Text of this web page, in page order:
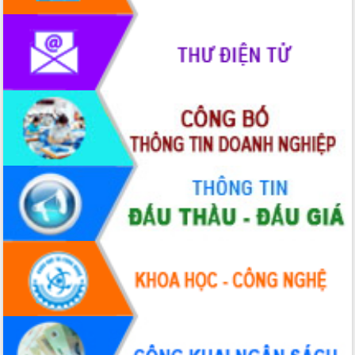
phát triển mới
Thường trực HĐND tỉnh Đắk Lắk gặp
mặt Đoàn chuyên gia y tế TP. Hồ Chí
Lễ truy điệu và an táng hài cốt liệt sĩ
tại Nghĩa trang Liệt sĩ xã Sơn Hòa
Bàn giải pháp tháo gỡ khó khăn trong
xuất khẩu sầu riêng và triển khai quy
định EUDR
Thứ trưởng Bộ Nông nghiệp và Môi
trường Nguyễn Hoàng Hiệp khảo sát
vùng trồng và doanh nghiệp đóng gói
sầu riêng tại Đắk Lắk
Trình diễn nghệ thuật chế biến các
món ăn từ sầu riêng
Đắk Lắk công bố Quy hoạch và xúc
tiến đầu tư tỉnh
Ngành cá ngừ Đắk Lắk chủ động thích
ứng để giữ vững thị trường xuất khẩu
Diễn đàn Kinh tế tư nhân Việt Nam đột